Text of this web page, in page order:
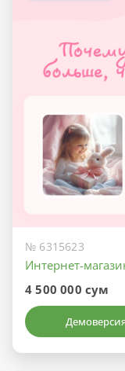
№ 6315623
Интернет-
4 500 000 сум